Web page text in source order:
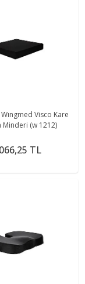
Wıngmed Visco Kare
Minderi (w 1212)
TL